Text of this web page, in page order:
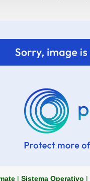
| Sistema Operativo |